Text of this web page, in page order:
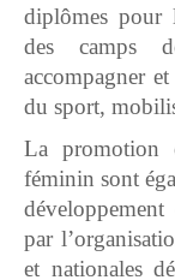
diplômes pour
des camps
accompagner
du sport,
La promotion
féminin sont
par
et nationales